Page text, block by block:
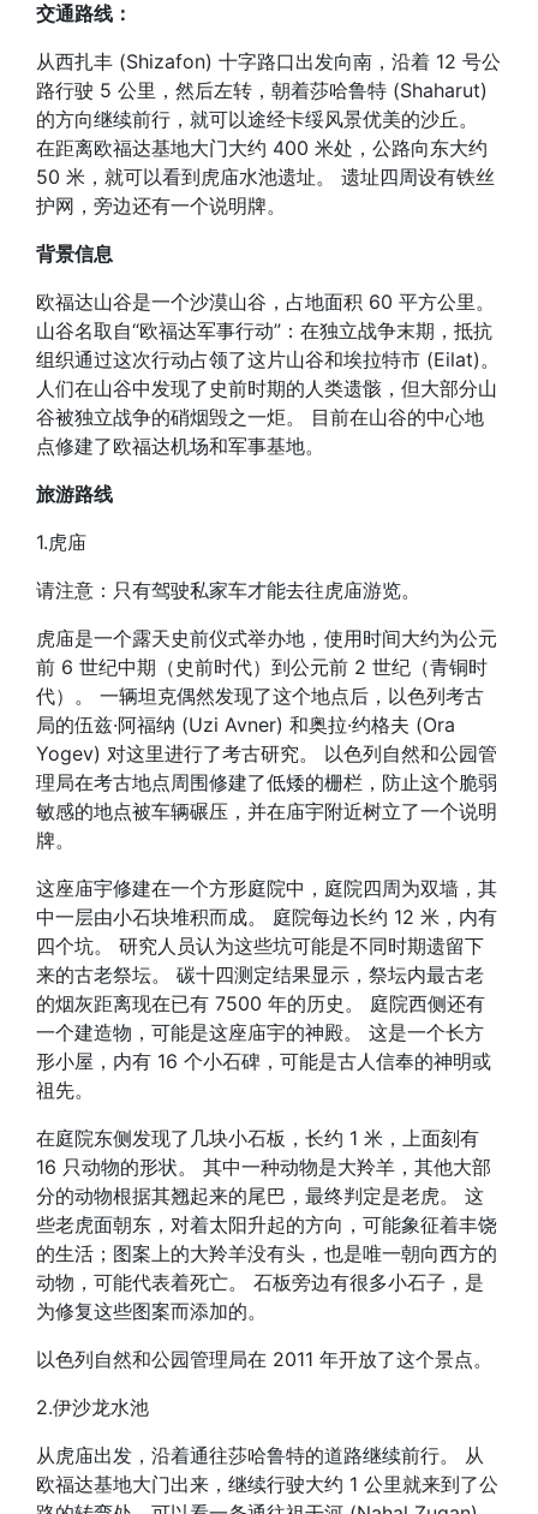
交通路线：
从西扎丰 (Shizafon) 十字路口出发向南，沿着 12 号公
路行驶 5 公里，然后左转，朝着莎哈鲁特 (Shaharut)
的方向继续前行，就可以途经卡绥风景优美的沙丘。
在距离欧福达基地大门大约 400 米处，公路向东大约
50 米，就可以看到虎庙水池遗址。 遗址四周设有铁丝
护网，旁边还有一个说明牌。
背景信息
欧福达山谷是一个沙漠山谷，占地面积 60 平方公里。
山谷名取自“欧福达军事行动”：在独立战争末期，抵抗
组织通过这次行动占领了这片山谷和埃拉特市 (Eilat)。
人们在山谷中发现了史前时期的人类遗骸，但大部分山
谷被独立战争的硝烟毁之一炬。 目前在山谷的中心地
点修建了欧福达机场和军事基地。
旅游路线
1.虎庙
请注意：只有驾驶私家车才能去往虎庙游览。
虎庙是一个露天史前仪式举办地，使用时间大约为公元
前 6 世纪中期（史前时代）到公元前 2 世纪（青铜时
代）。 一辆坦克偶然发现了这个地点后，以色列考古
局的伍兹·阿福纳 (Uzi Avner) 和奥拉·约格夫 (Ora
Yogev) 对这里进行了考古研究。 以色列自然和公园管
理局在考古地点周围修建了低矮的栅栏，防止这个脆弱
敏感的地点被车辆碾压，并在庙宇附近树立了一个说明
牌。
这座庙宇修建在一个方形庭院中，庭院四周为双墙，其
中一层由小石块堆积而成。 庭院每边长约 12 米，内有
四个坑。 研究人员认为这些坑可能是不同时期遗留下
来的古老祭坛。 碳十四测定结果显示，祭坛内最古老
的烟灰距离现在已有 7500 年的历史。 庭院西侧还有
一个建造物，可能是这座庙宇的神殿。 这是一个长方
形小屋，内有 16 个小石碑，可能是古人信奉的神明或
祖先。
在庭院东侧发现了几块小石板，长约 1 米，上面刻有
16 只动物的形状。 其中一种动物是大羚羊，其他大部
分的动物根据其翘起来的尾巴，最终判定是老虎。 这
些老虎面朝东，对着太阳升起的方向，可能象征着丰饶
的生活；图案上的大羚羊没有头，也是唯一朝向西方的
动物，可能代表着死亡。 石板旁边有很多小石子，是
为修复这些图案而添加的。
以色列自然和公园管理局在 2011 年开放了这个景点。
2.伊沙龙水池
从虎庙出发，沿着通往莎哈鲁特的道路继续前行。 从
欧福达基地大门出来，继续行驶大约 1 公里就来到了公